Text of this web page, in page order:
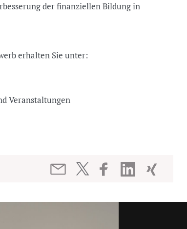
der finanziellen Bildung in
erhalten Sie unter:
Veranstaltungen